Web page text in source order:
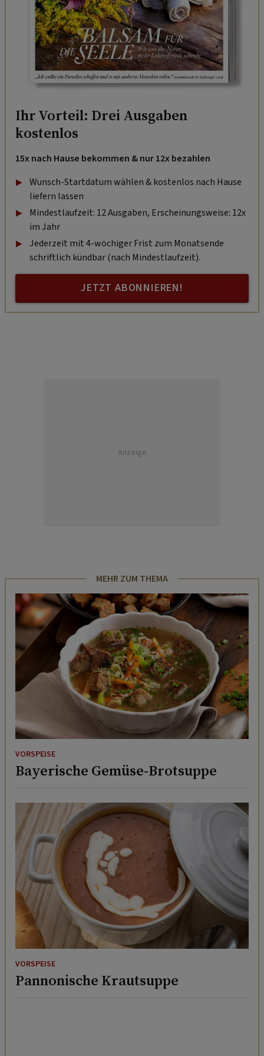
Ihr Vorteil: Drei Ausgaben
kostenlos
15x nach Hause bekommen & nur 12x bezahlen
Wunsch-Startdatum wählen & kostenlos nach Hause
liefern lassen
Mindestlaufzeit: 12 Ausgaben, Erscheinungsweise: 12x
im Jahr
Jederzeit mit 4-wöchiger Frist zum Monatsende
schriftlich kündbar (nach Mindestlaufzeit).
JETZT ABONNIEREN!
Anzeige
MEHR ZUM THEMA
VORSPEISE
Bayerische Gemüse-Brotsuppe
VORSPEISE
Pannonische Krautsuppe